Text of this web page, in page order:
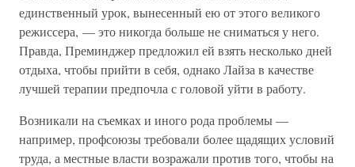
единственный урок, вынесенный ею от этого великого
режиссера, — это никогда больше не сниматься у него.
Правда, Преминджер предложил ей взять несколько дней
отдыха, чтобы прийти в себя, однако Лайза в качестве
лучшей терапии предпочла с головой уйти в работу.
Возникали на съемках и иного рода проблемы —
например, профсоюзы требовали более щадящих условий
труда, а местные власти возражали против того, чтобы на